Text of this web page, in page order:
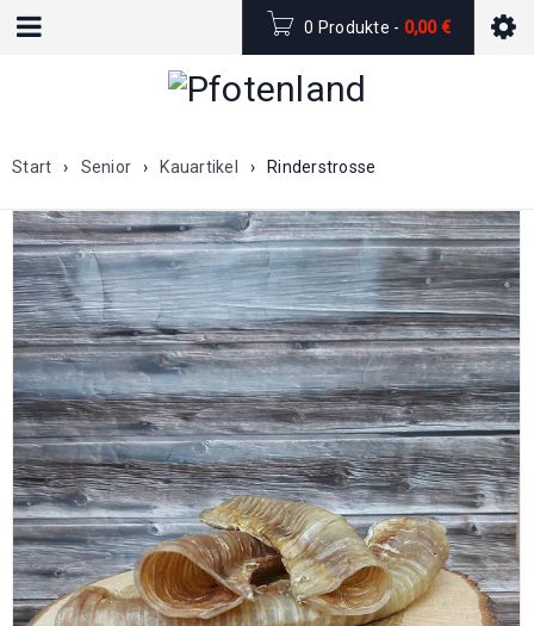
0 Produkte - 0,00€
Start › Senior › Kauartikel › Rinderstrosse